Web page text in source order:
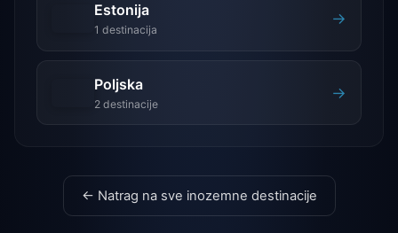
Estonija
1 destinacija
→
Poljska
2 destinacije
→
← Natrag na sve inozemne destinacije